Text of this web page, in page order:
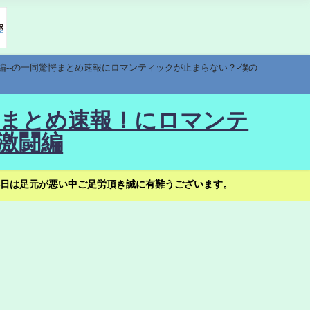
の一同驚愕まとめ速報にロマンティックが止まらない？-僕の
とめ速報！にロマンテ
闘編
足元が悪い中ご足労頂き誠に有難うございます。